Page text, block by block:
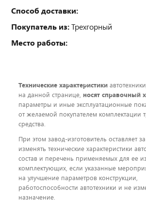
Способ доставки:
Покупатель из:Трехгорный
Место работы:
Технические характеристики
на данной странице, носят справочный
параметры и иные эксплуатационные
от желаемой покупателем комплектации
средства.
При этом завод-изготовитель оставляет
изменять технические характеристики
состав и перечень применяемых для ее
комплектующих, если указанные
на улучшение параметров конструкции,
работоспособности автотехники и не
назначение.